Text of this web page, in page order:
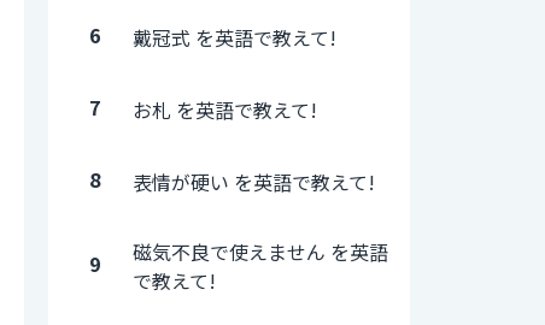
6 戴冠式 を英語で教えて!
7 お札 を英語で教えて!
8 表情が硬い を英語で教えて!
9
磁気不良で使えません を英語
で教えて!